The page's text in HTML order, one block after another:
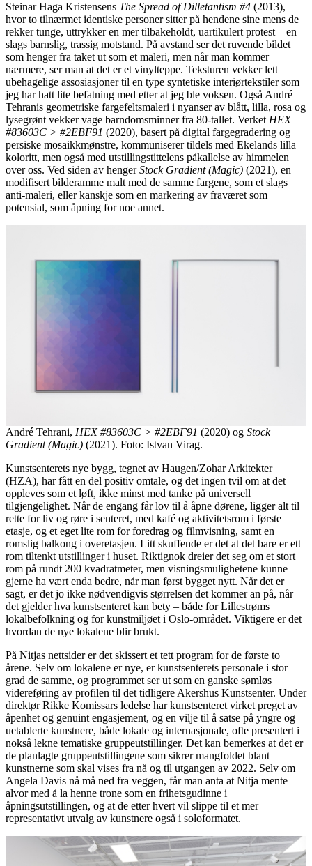
Steinar Haga Kristensens The Spread of Dilletantism #4 (2013),
hvor to tilnærmet identiske personer sitter på hendene sine mens de
rekker tunge, uttrykker en mer tilbakeholdt, uartikulert protest – en
slags barnslig, trassig motstand. På avstand ser det ruvende bildet
som henger fra taket ut som et maleri, men når man kommer
nærmere, ser man at det er et vinylteppe. Teksturen vekker lett
ubehagelige assosiasjoner til en type syntetiske interiørtekstiler som
jeg har hatt lite befatning med etter at jeg ble voksen. Også André
Tehranis geometriske fargefeltsmaleri i nyanser av blått, lilla, rosa og
lysegrønt vekker vage barndomsminner fra 80-tallet. Verket HEX
#83603C > #2EBF91 (2020), basert på digital fargegradering og
persiske mosaikkmønstre, kommuniserer tildels med Ekelands lilla
koloritt, men også med utstillingstittelens påkallelse av himmelen
over oss. Ved siden av hengerStock Gradient (Magic) (2021), en
modifisert bilderamme malt med de samme fargene, som et slags
anti-maleri, eller kanskje som en markering av fraværet som
potensial, som åpning for noe annet.
André Tehrani, HEX #83603C > #2EBF91 (2020) og Stock
Gradient (Magic) (2021). Foto: Istvan Virag.
Kunstsenterets nye bygg, tegnet av Haugen/Zohar Arkitekter
(HZA), har fått en del positiv omtale, og det ingen tvil om at det
oppleves som et løft, ikke minst med tanke på universell
tilgjengelighet. Når de engang får lov til å åpne dørene, ligger alt til
rette for liv og røre i senteret, med kafé og aktivitetsrom i første
etasje, og et eget lite rom for foredrag og filmvisning, samt en
romslig balkong i overetasjen. Litt skuffende er det at det bare er ett
rom tiltenkt utstillinger i huset. Riktignok dreier det seg om et stort
rom på rundt 200 kvadratmeter, men visningsmulighetene kunne
gjerne ha vært enda bedre, når man først bygget nytt. Når det er
sagt, er det jo ikke nødvendigvis størrelsen det kommer an på, når
det gjelder hva kunstsenteret kan bety – både for Lillestrøms
lokalbefolkning og for kunstmiljøet i Oslo-området. Viktigere er det
hvordan de nye lokalene blir brukt.
På Nitjas nettsider er det skissert et tett program for de første to
årene. Selv om lokalene er nye, er kunstsenterets personale i stor
grad de samme, og programmet ser ut som en ganske sømløs
videreføring av profilen til det tidligere Akershus Kunstsenter. Under
direktør Rikke Komissars ledelse har kunstsenteret virket preget av
åpenhet og genuint engasjement, og en vilje til å satse på yngre og
uetablerte kunstnere, både lokale og internasjonale, ofte presentert i
nokså lekne tematiske gruppeutstillinger. Det kan bemerkes at det er
de planlagte gruppeutstillingene som sikrer mangfoldet blant
kunstnerne som skal vises fra nå og til utgangen av 2022. Selv om
Angela Davis nå må ned fra veggen, får man anta at Nitja mente
alvor med å la henne trone som en frihetsgudinne i
åpningsutstillingen, og at de etter hvert vil slippe til et mer
representativt utvalg av kunstnere også i soloformatet.